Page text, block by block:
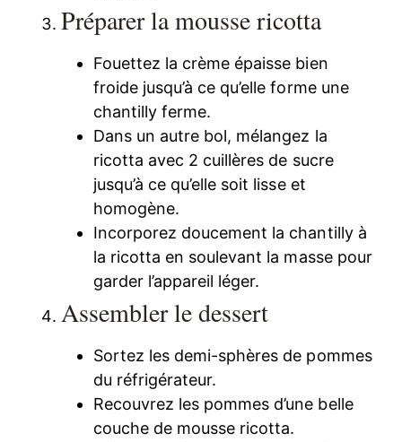
Préparer la mousse ricotta
Fouettez la crème épaisse bien
froide jusqu’à ce qu’elle forme une
chantilly ferme.
Dans un autre bol, mélangez la
ricotta avec 2 cuillères de sucre
jusqu’à ce qu’elle soit lisse et
homogène.
Incorporez doucement la chantilly à
la ricotta en soulevant la masse pour
garder l’appareil léger.
Assembler le dessert
Sortez les demi-sphères de pommes
du réfrigérateur.
Recouvrez les pommes d’une belle
couche de mousse ricotta.